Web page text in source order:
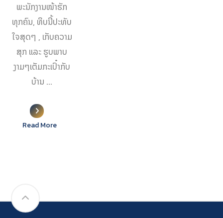
ພະນັກງານໜ້າຮັກ
ທຸກຄົນ, ທິບນີ້ປະທັບ
ໃຈສຸດໆ , ເກັບຄວາມ
ສຸກ ແລະ ຮູບພາບ
ງາມໆເຕັມກະເປົ໋າກັບ
ບ້ານ ...
Read More